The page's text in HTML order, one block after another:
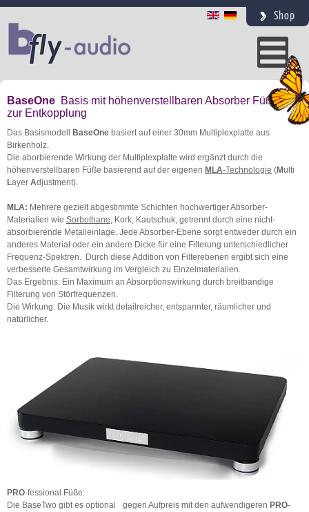
Shop
BaseOne Basis mit höhenverstellbaren Absorber Füßen
zur Entkopplung
Das Basismodell BaseOne basiert auf einer 30mm Multiplexplatte aus
Birkenholz.
Die aborbierende Wirkung der Multiplexplatte wird ergänzt durch die
höhenverstellbaren Füße basierend auf der eigenen MLA-Technologie (Multi
Layer Adjustment).
MLA: Mehrere gezielt abgestimmte Schichten hochwertiger Absorber-
Materialien wie Sorbothane, Kork, Kautschuk, getrennt durch eine nicht-
absorbierende Metalleinlage. Jede Absorber-Ebene sorgt entweder durch ein
anderes Material oder ein andere Dicke für eine Filterung unterschiedlicher
Frequenz-Spektren. Durch diese Addition von Filterebenen ergibt sich eine
verbesserte Gesamtwirkung im Vergleich zu Einzelmaterialien.
Das Ergebnis: Ein Maximum an Absorptionswirkung durch breitbandige
Filterung von Störfrequenzen.
Die Wirkung: Die Musik wirkt detailreicher, entspannter, räumlicher und
natürlicher.
PRO-fessional Füße:
Die BaseTwo gibt es optional gegen Aufpreis mit den aufwendigeren PRO-